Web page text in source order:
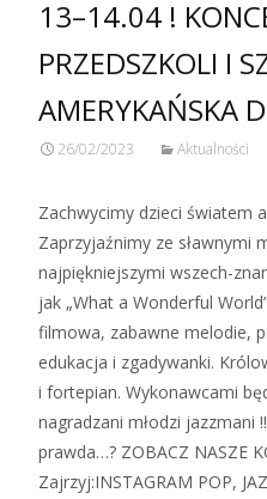
13–14.04 !
PRZEDSZKOLI I
AMERYKAŃSKA
26/02/2023 Aktualności
Zachwycimy dzieci światem
Zaprzyjaźnimy ze sławnymi
najpiękniejszymi wszech-
jak „What a Wonderful
filmowa, zabawne melodie,
edukacja i zgadywanki.
i fortepian. Wykonawcami
nagradzani młodzi jazzmani
prawda…? ZOBACZ NASZE
Zajrzyj:INSTAGRAM POP,